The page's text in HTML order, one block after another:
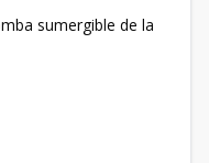
sumergible de la